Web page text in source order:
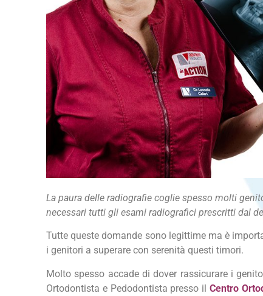
La paura delle radiografie coglie spesso molti
necessari tutti gli esami radiografici prescritti dal
Tutte queste domande sono legittime ma è
i genitori a superare con serenità questi timori.
Molto spesso accade di dover rassicurare i
Ortodontista e Pedodontista presso ilCentro